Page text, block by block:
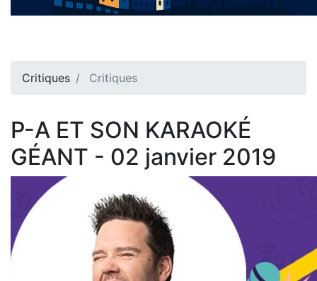
Critiques Critiques
P-A ET SON KARAOKÉ
GÉANT - 02 janvier 2019